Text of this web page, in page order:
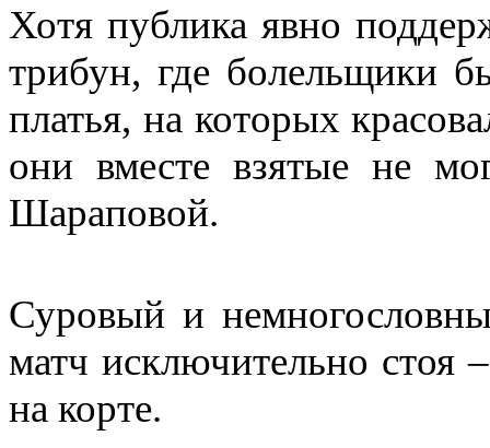
Хотя публика явно
трибун, где болельщики
платья, на которых
они вместе взятые не
Шараповой.
Суровый и
матч исключительно
на корте.